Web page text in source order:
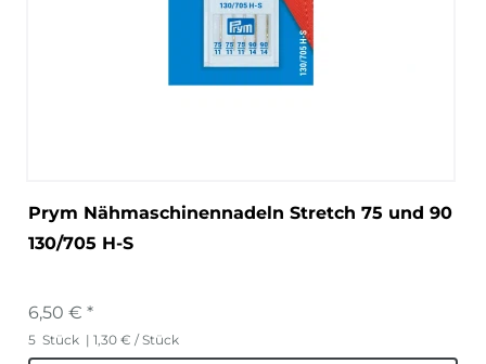
Prym Nähmaschinennadeln Stretch 75 und 90
130/705 H-S
6,50 € *
5 Stück | 1,30 € / Stück